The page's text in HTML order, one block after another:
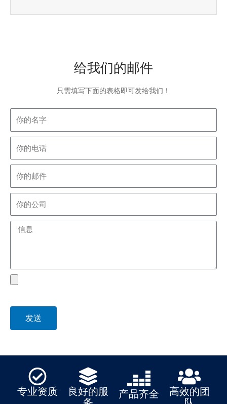
给我们的邮件
只需填写下面的表格即可发给我们！
Message
file
发送
专业资质
良好的服
产品齐全
高效的团